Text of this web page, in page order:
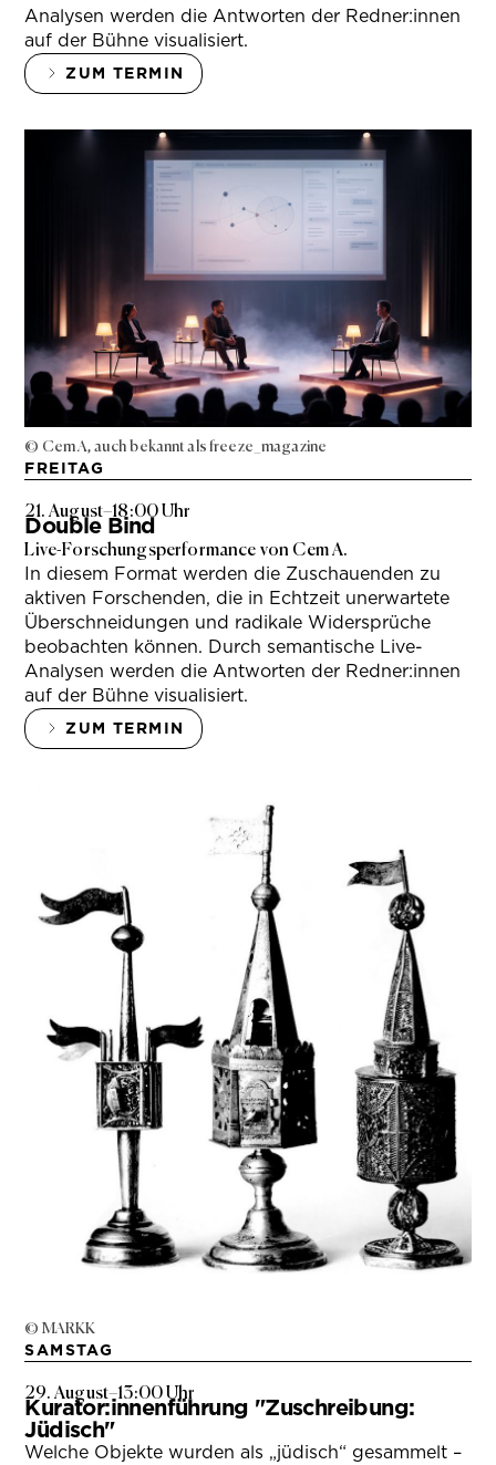
Analysen werden die Antworten der Redner:innen
auf der Bühne visualisiert.
ZUM TERMIN
© Cem A, auch bekannt als freeze_magazine
FREITAG
21. August–18:00 Uhr
Double Bind
Live-Forschungsperformance von Cem A.
In diesem Format werden die Zuschauenden zu
aktiven Forschenden, die in Echtzeit unerwartete
Überschneidungen und radikale Widersprüche
beobachten können. Durch semantische Live-
Analysen werden die Antworten der Redner:innen
auf der Bühne visualisiert.
ZUM TERMIN
© MARKK
SAMSTAG
29. August–13:00 Uhr
Kurator:innenführung "Zuschreibung:
Jüdisch"
Welche Objekte wurden als „jüdisch“ gesammelt –